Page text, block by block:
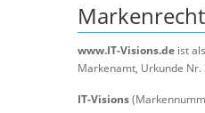
www.IT-Visions.de ist
Markenamt, Urkunde Nr.
IT-Visions